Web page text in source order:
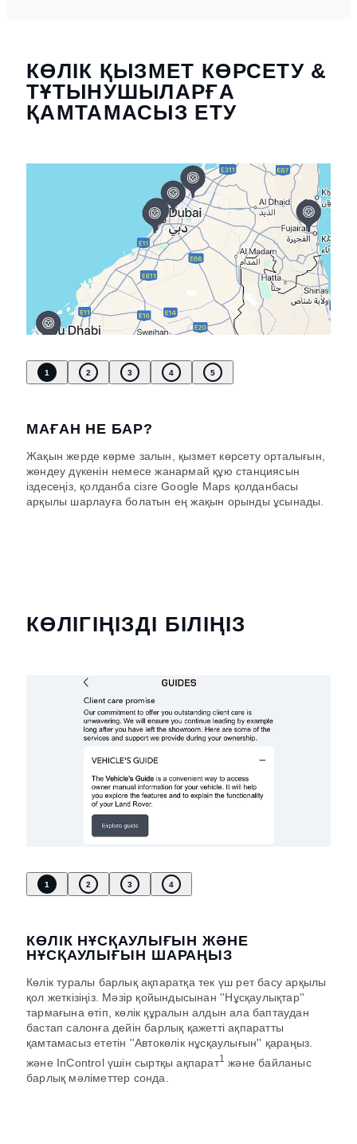
КӨЛІК ҚЫЗМЕТ КӨРСЕТУ &
ТҰТЫНУШЫЛАРҒА
ҚАМТАМАСЫЗ ЕТУ
1 2 3 4 5
МАҒАН НЕ БАР?
Жақын жерде көрме залын, қызмет көрсету орталығын,
жөндеу дүкенін немесе жанармай құю станциясын
іздесеңіз, қолданба сізге Google Maps қолданбасы
арқылы шарлауға болатын ең жақын орынды ұсынады.
КӨЛІГІҢІЗДІ БІЛІҢІЗ
1 2 3 4
КӨЛІК НҰСҚАУЛЫҒЫН ЖӘНЕ
НҰСҚАУЛЫҒЫН ШАРАҢЫЗ
Көлік туралы барлық ақпаратқа тек үш рет басу арқылы
қол жеткізіңіз. Мәзір қойындысынан ''Нұсқаулықтар''
тармағына өтіп, көлік құралын алдын ала баптаудан
бастап салонға дейін барлық қажетті ақпаратты
қамтамасыз ететін ''Автокөлік нұсқаулығын'' қараңыз.
және InControl үшін сыртқы ақпарат1 және байланыс
барлық мәліметтер сонда.